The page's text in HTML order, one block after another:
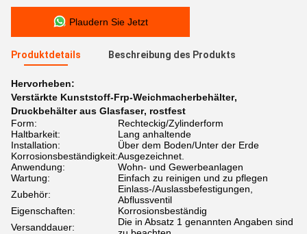
Plaudern Sie Jetzt
Produktdetails Beschreibung des Produkts
Hervorheben:
Verstärkte Kunststoff-Frp-Weichmacherbehälter,
Druckbehälter aus Glasfaser, rostfest
Form:
Rechteckig/Zylinderform
Haltbarkeit:
Lang anhaltende
Installation:
Über dem Boden/Unter der Erde
Korrosionsbeständigkeit:Ausgezeichnet.
Anwendung:
Wohn- und Gewerbeanlagen
Wartung:
Einfach zu reinigen und zu pflegen
Zubehör:
Einlass-/Auslassbefestigungen,
Abflussventil
Eigenschaften:
Korrosionsbeständig
Versanddauer:
Die in Absatz 1 genannten Angaben sind